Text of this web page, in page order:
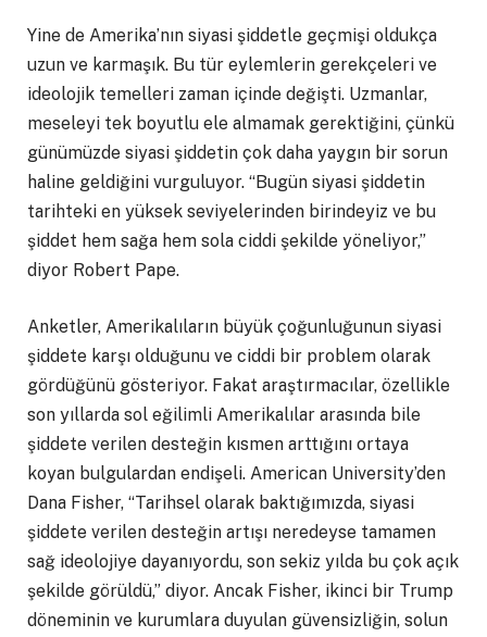
Yine de Amerika’nın siyasi şiddetle geçmişi oldukça
uzun ve karmaşık. Bu tür eylemlerin gerekçeleri ve
ideolojik temelleri zaman içinde değişti. Uzmanlar,
meseleyi tek boyutlu ele almamak gerektiğini, çünkü
günümüzde siyasi şiddetin çok daha yaygın bir sorun
haline geldiğini vurguluyor. “Bugün siyasi şiddetin
tarihteki en yüksek seviyelerinden birindeyiz ve bu
şiddet hem sağa hem sola ciddi şekilde yöneliyor,”
diyor Robert Pape.
Anketler, Amerikalıların büyük çoğunluğunun siyasi
şiddete karşı olduğunu ve ciddi bir problem olarak
gördüğünü gösteriyor. Fakat araştırmacılar, özellikle
son yıllarda sol eğilimli Amerikalılar arasında bile
şiddete verilen desteğin kısmen arttığını ortaya
koyan bulgulardan endişeli. American University’den
Dana Fisher, “Tarihsel olarak baktığımızda, siyasi
şiddete verilen desteğin artışı neredeyse tamamen
sağ ideolojiye dayanıyordu, son sekiz yılda bu çok açık
şekilde görüldü,” diyor. Ancak Fisher, ikinci bir Trump
döneminin ve kurumlara duyulan güvensizliğin, solun